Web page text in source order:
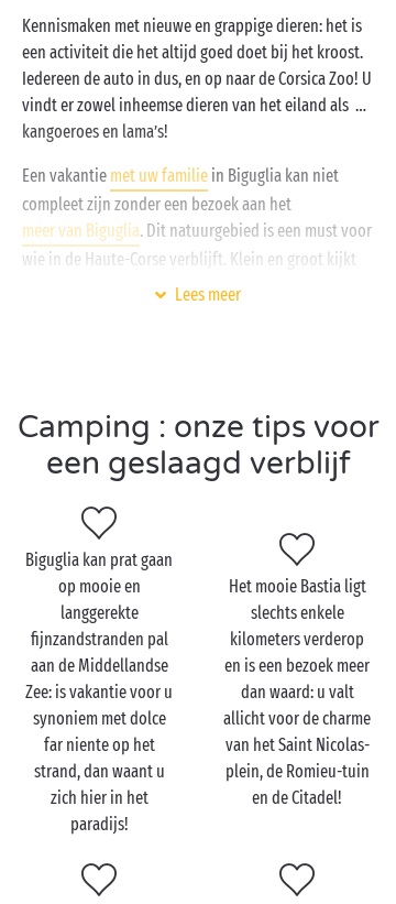
campingvakantie in alle vrijheid!
Kennismaken met nieuwe en grappige dieren: het is
een activiteit die het altijd goed doet bij het kroost.
Iedereen de auto in dus, en op naar de Corsica Zoo! U
vindt er zowel inheemse dieren van het eiland als …
kangoeroes en lama’s!
Een vakantie met uw familie in Biguglia kan niet
compleet zijn zonder een bezoek aan het
meer van Biguglia. Dit natuurgebied is een must voor
wie in de Haute-Corse verblijft. Klein en groot kijkt
vol bewondering naar de zeevogels in deze unieke,
Bezoek Biguglia met z'n
tweetjes
Begin uw feeërieke vakantie met een wandeling hand
in hand over de markt van het dorp. Het water loopt
u in de mond bij het zien van de kleurrijke stalletjes
met hun goddelijke aroma’s. Maar zoals Oscar Wilde
al zei: “De enige manier om van een verleiding af te
komen, is eraan toe te geven.” Toon u dus maar van
uw toegeeflijkste kant …
Na de verlokkingen van de stad is het tijd voor de
ongerepte natuur. Klim omhoog naar de ruïnes van
de Sant’Andria-kapel vanwaar u een weergaloos
uitzicht hebt over Biguglia, het meer en de omgeving.
Ontzettend mooi, vooral bij zonsondergang!
Lees meer
Camping : onze tips voor
een geslaagd verblijf
Biguglia kan prat gaan
op mooie en
langgerekte
fijnzandstranden pal
aan de Middellandse
Zee: is vakantie voor u
synoniem met dolce
far niente op het
strand, dan waant u
zich hier in het
paradijs!
Het mooie Bastia ligt
slechts enkele
kilometers verderop
en is een bezoek meer
dan waard: u valt
allicht voor de charme
van het Saint Nicolas-
plein, de Romieu-tuin
en de Citadel!